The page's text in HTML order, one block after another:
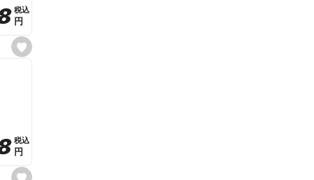
e
s
e
e
税込
税込
円
円
税込
税込
円
円